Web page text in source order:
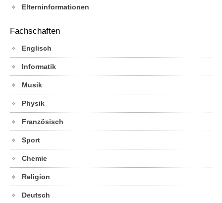
Elterninformationen
Fachschaften
Englisch
Informatik
Musik
Physik
Französisch
Sport
Chemie
Religion
Deutsch